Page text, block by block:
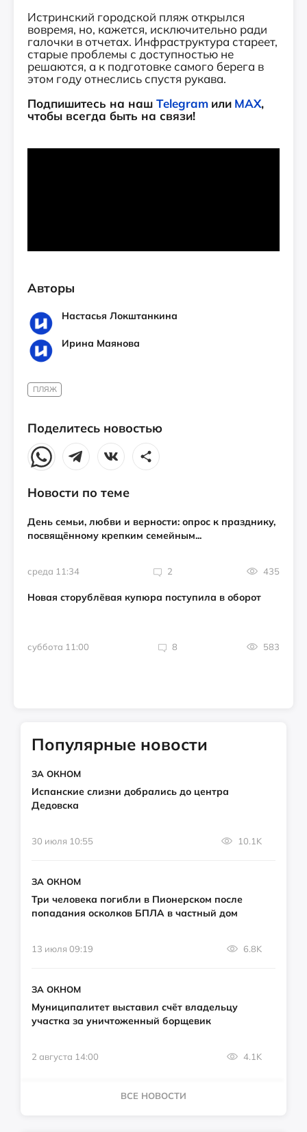
Истринский городской пляж открылся
вовремя, но, кажется, исключительно ради
галочки в отчетах. Инфраструктура стареет,
старые проблемы с доступностью не
решаются, а к подготовке самого берега в
этом году отнеслись спустя рукава.
Подпишитесь на наш Telegram или MAX,
чтобы всегда быть на связи!
Авторы
Настасья Локштанкина
Ирина Маянова
ПЛЯЖ
Поделитесь новостью
Новости по теме
День семьи, любви и верности: опрос к празднику,
посвящённому крепким семейным...
среда 11:34 2 435
Новая сторублёвая купюра поступила в оборот
суббота 11:00 8 583
Популярные новости
ЗА ОКНОМ
Испанские слизни добрались до центра
Дедовска
30 июля 10:55 10.1K
ЗА ОКНОМ
Три человека погибли в Пионерском после
попадания осколков БПЛА в частный дом
13 июля 09:19 6.8K
ЗА ОКНОМ
Муниципалитет выставил счёт владельцу
участка за уничтоженный борщевик
2 августа 14:00 4.1K
ВСЕ НОВОСТИ